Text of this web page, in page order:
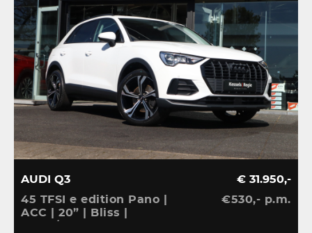
AUDI Q3
45 TFSI e edition Pano |
ACC | 20” | Bliss |
€ 31.950,-
€530,- p.m.